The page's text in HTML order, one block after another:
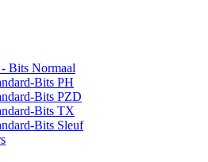
Bits Normaal
Bits PH
Bits PZD
Bits TX
Bits Sleuf